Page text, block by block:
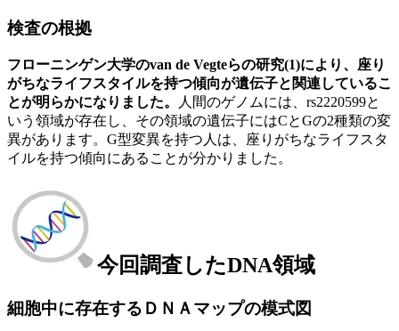
検査の根拠
フローニンゲン大学のvan de Vegteらの研究(1)により、座り
がちなライフスタイルを持つ傾向が遺伝子と関連しているこ
とが明らかになりました。
人間のゲノムには、rs2220599と
いう領域が存在し、その領域の遺伝子にはCとGの2種類の変
異があります。G型変異を持つ人は、座りがちなライフスタ
イルを持つ傾向にあることが分かりました。
今回調査したDNA領域
細胞中に存在するＤＮＡマップの模式図